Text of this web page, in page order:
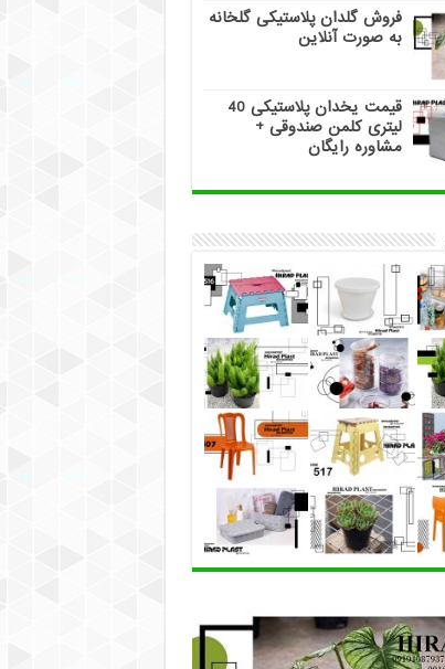
فروش گلدان پلاستیکی گلخانه
به صورت آنلاین
قیمت یخدان پلاستیکی 40
لیتری کلمن صندوقی +
مشاوره رایگان